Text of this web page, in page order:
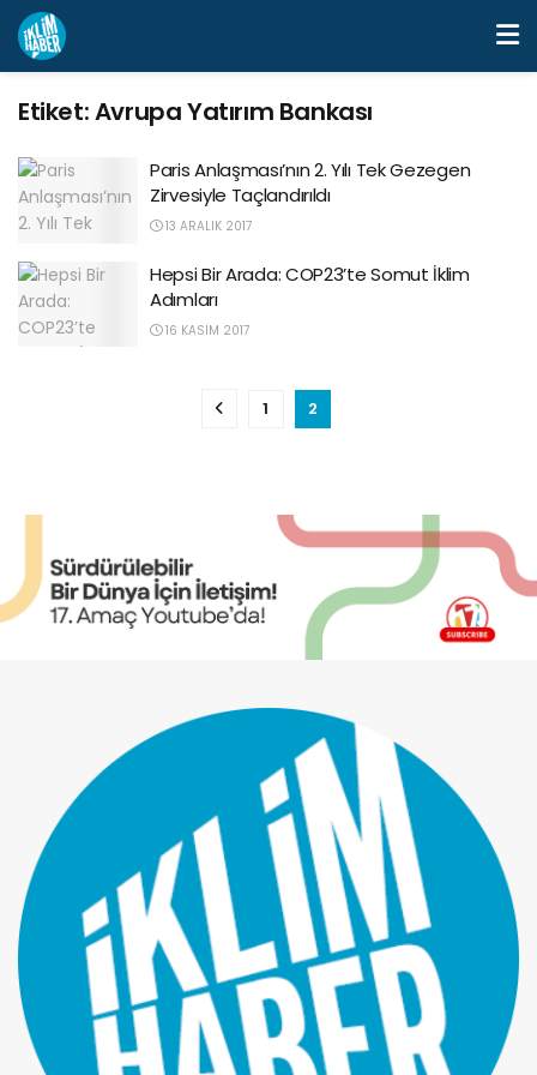
Etiket:Avrupa Yatırım Bankası
Paris Anlaşması’nın 2. Yılı Tek Gezegen
Zirvesiyle Taçlandırıldı
13 ARALIK 2017
Hepsi Bir Arada: COP23’te Somut İklim
Adımları
16 KASIM 2017
1 2